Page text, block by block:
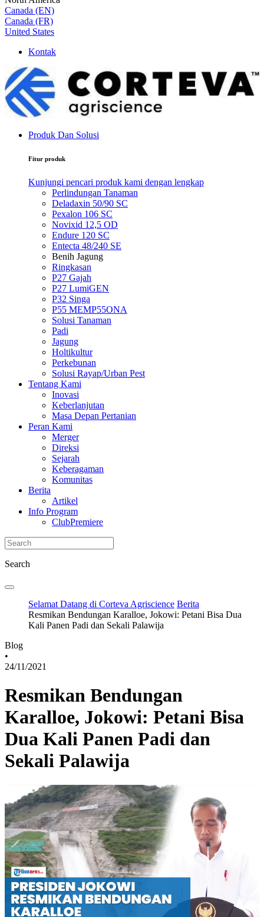
Canada (EN)
Canada (FR)
United States
Kontak
Produk Dan Solusi
Fitur produk
Kunjungi pencari produk kami dengan lengkap
Perlindungan Tanaman
Deladaxin 50/90 SC
Pexalon 106 SC
Novixid 12,5 OD
Endure 120 SC
Entecta 48/240 SE
Benih Jagung
Ringkasan
P27 Gajah
P27 LumiGEN
P32 Singa
P55 MEMP55ONA
Solusi Tanaman
Padi
Jagung
Holtikultur
Perkebunan
Solusi Rayap/Urban Pest
Tentang Kami
Inovasi
Keberlanjutan
Masa Depan Pertanian
Peran Kami
Merger
Direksi
Sejarah
Keberagaman
Komunitas
Berita
Artikel
Info Program
ClubPremiere
Search
Selamat Datang di Corteva Agriscience Berita
Resmikan Bendungan Karalloe, Jokowi: Petani Bisa Dua
Kali Panen Padi dan Sekali Palawija
Blog
•
24/11/2021
Resmikan Bendungan
Karalloe, Jokowi: Petani Bisa
Dua Kali Panen Padi dan
Sekali Palawija